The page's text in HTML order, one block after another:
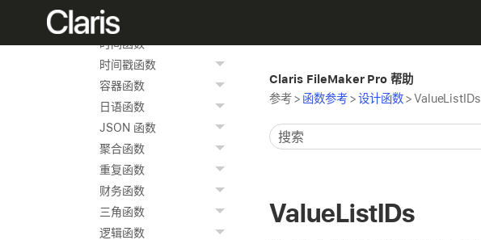
日期函数
时间函数
时间戳函数
容器函数
日语函数
JSON 函数
聚合函数
重复函数
财务函数
三角函数
逻辑函数
Claris FileMaker Pro 帮助
参考> 函数参考>设计函数>ValueListIDs
ValueListIDs